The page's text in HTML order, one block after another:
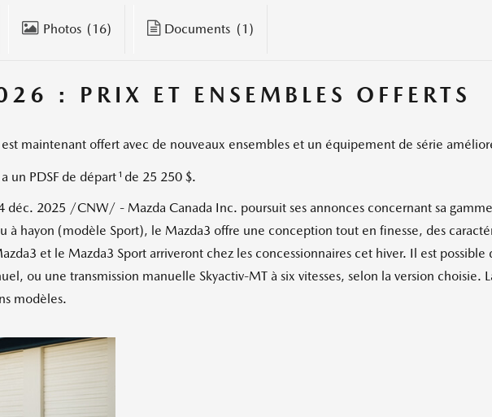
Photos (16) Documents (1)
: PRIX ET ENSEMBLES OFFERTS
maintenant offert avec de nouveaux ensembles et un équipement de série
un PDSF de départ 1 de 25 250 $.
déc. 2025 /CNW/ - Mazda Canada Inc. poursuit ses annonces concernant sa
à hayon (modèle Sport), le Mazda3 offre une conception tout en finesse, des
et le Mazda3 Sport arriveront chez les concessionnaires cet hiver. Il est
ou une transmission manuelle Skyactiv-MT à six vitesses, selon la version choisie.
modèles.